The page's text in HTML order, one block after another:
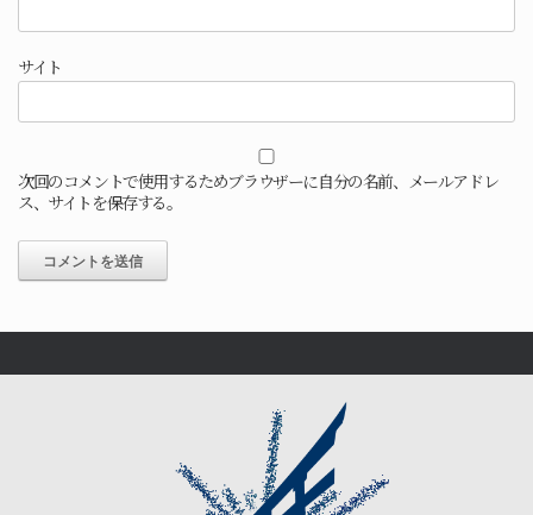
サイト
次回のコメントで使用するためブラウザーに自分の名前、メールアドレ
ス、サイトを保存する。